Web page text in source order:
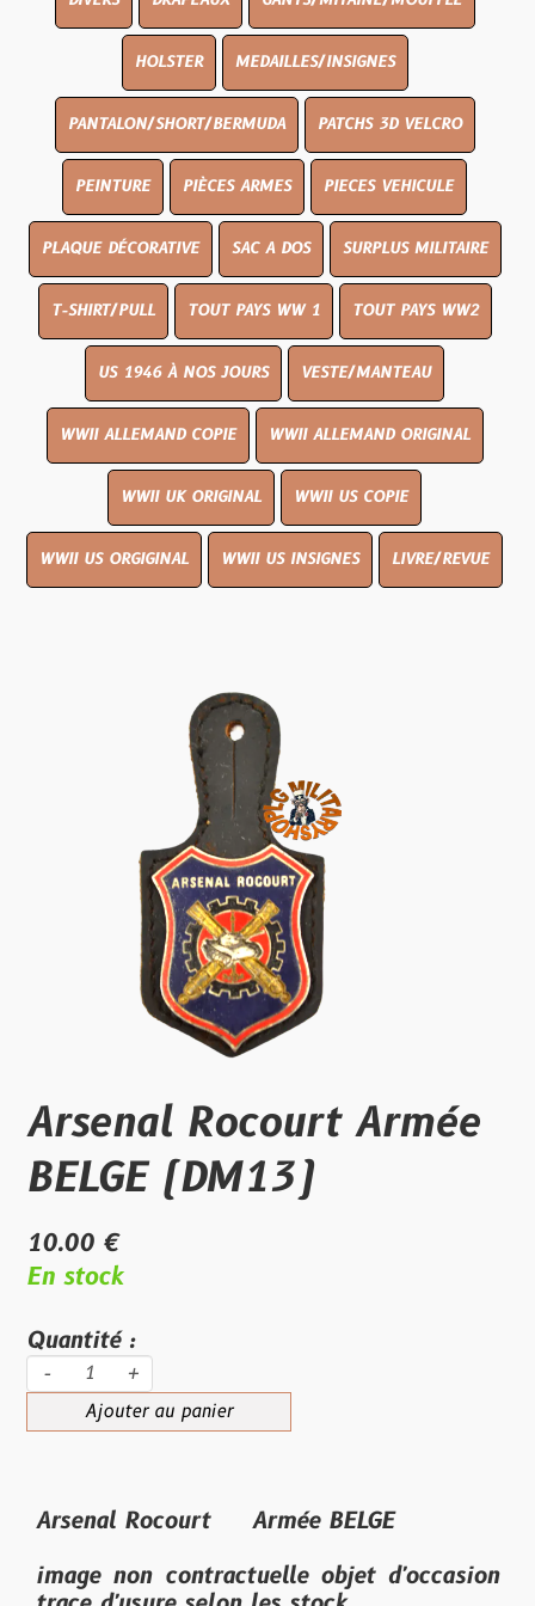
HOLSTER MEDAILLES/INSIGNES
PANTALON/SHORT/BERMUDA PATCHS 3D VELCRO
PEINTURE PIÈCES ARMES PIECES VEHICULE
PLAQUE DÉCORATIVE SAC A DOS SURPLUS MILITAIRE
T-SHIRT/PULL TOUT PAYS WW 1 TOUT PAYS WW2
US 1946 À NOS JOURS VESTE/MANTEAU
WWII ALLEMAND COPIE WWII ALLEMAND ORIGINAL
WWII UK ORIGINAL WWII US COPIE
WWII US ORGIGINAL WWII US INSIGNES LIVRE/REVUE
Arsenal Rocourt Armée
BELGE (DM13)
10.00 €
En stock
Quantité :
- +
Ajouter au panier
Arsenal Rocourt Armée BELGE
image non contractuelle objet d'occasion